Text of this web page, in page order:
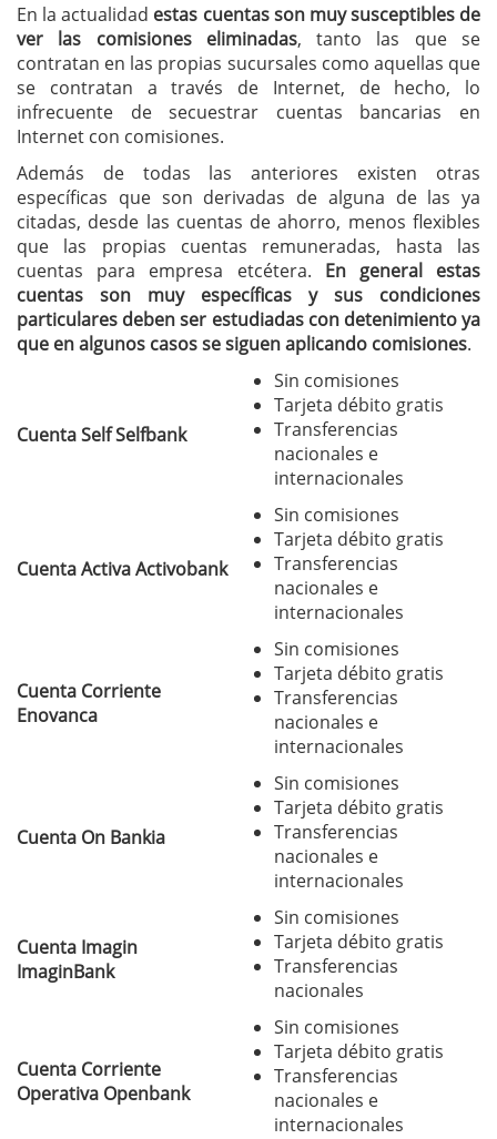
En la actualidad estas cuentas son muy susceptibles de
ver las comisiones eliminadas, tanto las que se
contratan en las propias sucursales como aquellas que
se contratan a través de Internet, de hecho, lo
infrecuente de secuestrar cuentas bancarias en
Internet con comisiones.
Además de todas las anteriores existen otras
específicas que son derivadas de alguna de las ya
citadas, desde las cuentas de ahorro, menos flexibles
que las propias cuentas remuneradas, hasta las
cuentas para empresa etcétera. En general estas
cuentas son muy específicas y sus condiciones
particulares deben ser estudiadas con detenimiento ya
que en algunos casos se siguen aplicando comisiones.
Cuenta Self Selfbank
Sin comisiones
Tarjeta débito gratis
Transferencias
nacionales e
internacionales
Cuenta Activa Activobank
Sin comisiones
Tarjeta débito gratis
Transferencias
nacionales e
internacionales
Cuenta Corriente
Enovanca
Sin comisiones
Tarjeta débito gratis
Transferencias
nacionales e
internacionales
Cuenta On Bankia
Sin comisiones
Tarjeta débito gratis
Transferencias
nacionales e
internacionales
Cuenta Imagin
ImaginBank
Sin comisiones
Tarjeta débito gratis
Transferencias
nacionales
Cuenta Corriente
Operativa Openbank
Sin comisiones
Tarjeta débito gratis
Transferencias
nacionales e
internacionales